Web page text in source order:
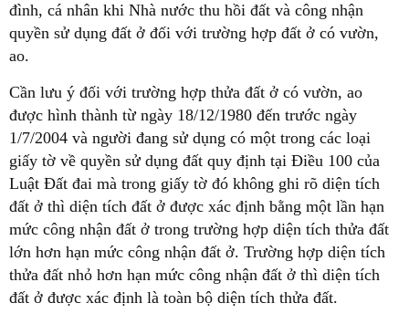
đình, cá nhân khi Nhà nước thu hồi đất và công nhận
quyền sử dụng đất ở đối với trường hợp đất ở có vườn,
ao.
Cần lưu ý đối với trường hợp thửa đất ở có vườn, ao
được hình thành từ ngày 18/12/1980 đến trước ngày
1/7/2004 và người đang sử dụng có một trong các loại
giấy tờ về quyền sử dụng đất quy định tại Điều 100 của
Luật Đất đai mà trong giấy tờ đó không ghi rõ diện tích
đất ở thì diện tích đất ở được xác định bằng một lần hạn
mức công nhận đất ở trong trường hợp diện tích thửa đất
lớn hơn hạn mức công nhận đất ở. Trường hợp diện tích
thửa đất nhỏ hơn hạn mức công nhận đất ở thì diện tích
đất ở được xác định là toàn bộ diện tích thửa đất.